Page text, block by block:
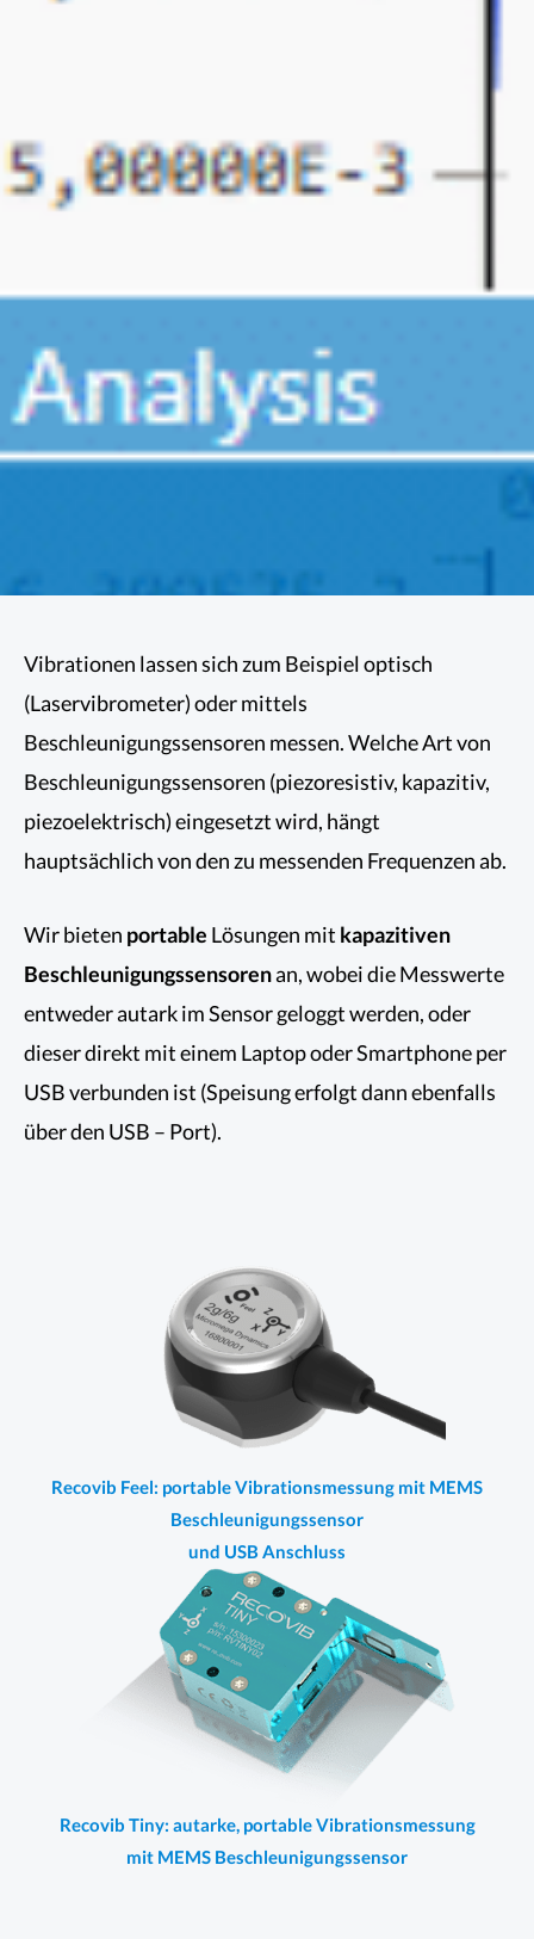
Vibrationen lassen sich zum Beispiel optisch
(Laservibrometer) oder mittels
Beschleunigungssensoren messen. Welche Art von
Beschleunigungssensoren (piezoresistiv, kapazitiv,
piezoelektrisch) eingesetzt wird, hängt
hauptsächlich von den zu messenden Frequenzen ab.
Wir bieten portable Lösungen mit kapazitiven
Beschleunigungssensorenan, wobei die Messwerte
entweder autark im Sensor geloggt werden, oder
dieser direkt mit einem Laptop oder Smartphone per
USB verbunden ist (Speisung erfolgt dann ebenfalls
über den USB – Port).
Recovib Feel: portable Vibrationsmessung mit MEMS
Beschleunigungssensor
und USB Anschluss
Recovib Tiny: autarke, portable Vibrationsmessung
mit MEMS Beschleunigungssensor